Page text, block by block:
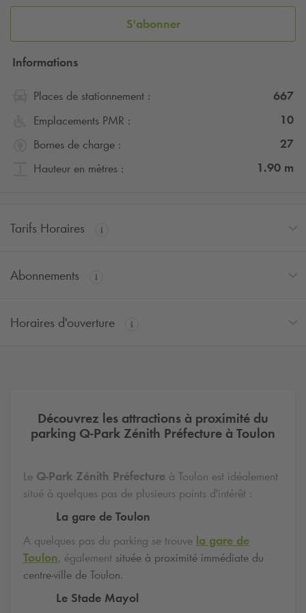
S'abonner
Informations
Places de stationnement :
667
Emplacements PMR :
10
Bornes de charge :
27
Hauteur en mètres :
1.90 m
Tarifs Horaires
Abonnements
Horaires d'ouverture
Découvrez les attractions à proximité du
parking Q-Park Zénith Préfecture à Toulon
Le Q-Park Zénith Préfecture à Toulon est idéalement
situé à quelques pas de plusieurs points d'intérêt :
La gare de Toulon
A quelques pas du parking se trouve la gare de
Toulon, également située à proximité immédiate du
centre-ville de Toulon.
Le Stade Mayol